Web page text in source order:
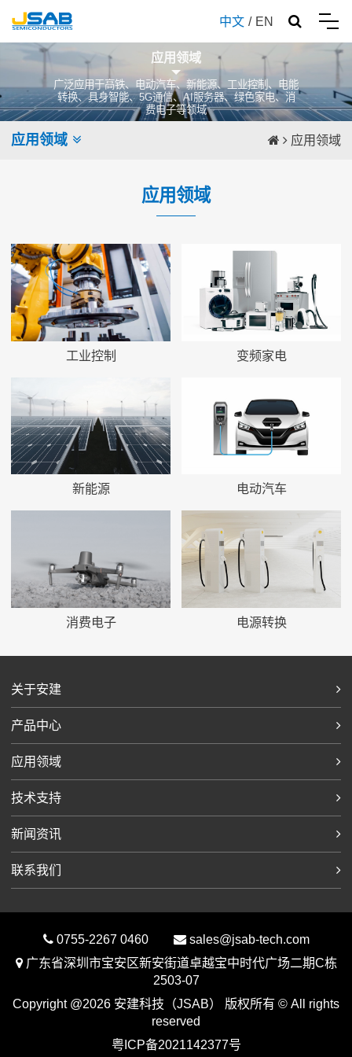
中文 / EN
应用领域
广泛应用于高铁、电动汽车、新能源、工业控制、电能
转换、具身智能、5G通信、AI服务器、绿色家电、消
费电子等领域
应用领域 应用领域
应用领域
工业控制 变频家电
新能源 电动汽车
消费电子 电源转换
关于安建
产品中心
应用领域
技术支持
新闻资讯
联系我们
0755-2267 0460
sales@jsab-tech.com
广东省深圳市宝安区新安街道卓越宝中时代广场二期C栋
2503-07
Copyright @2026 安建科技（JSAB） 版权所有 © All rights
reserved
粤ICP备2021142377号